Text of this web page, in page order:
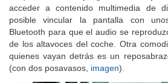
bloquea cuando hay alguien delante y
acceder a contenido multimedia de
posible vincular la pantalla con
Bluetooth para que el audio se
de los altavoces del coche. Otra
quienes vayan detrás es un